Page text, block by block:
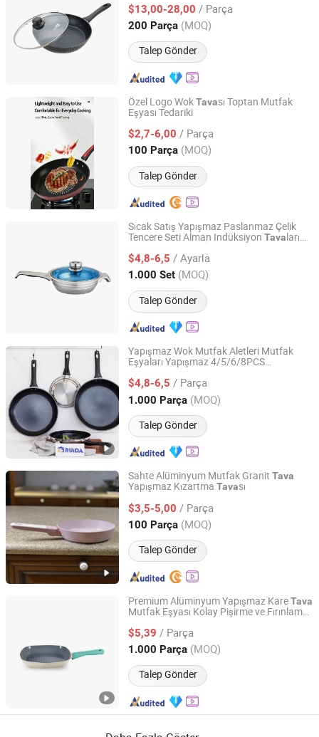
$13,00-28,00 / Parça
200 Parça (MOQ)
Talep Gönder
Jiangsu, China Fiyat 2024
Özel Logo WokTavası Toptan Mutfak
Eşyası Tedariki
$2,7-6,00 / Parça
100 Parça (MOQ)
Talep Gönder
Ningbo Midui Hardware Co., Ltd.
Zhejiang, China Fiyat 2026
Sıcak Satış Yapışmaz Paslanmaz Çelik
Tencere Seti Alman Indüksiyon Tavaları
$4,8-6,5 / Ayarla
1.000 Set (MOQ)
Talep Gönder
Jiangmen Changshi Industry Co., Ltd.
Guangdong, China Fiyat 2025
Yapışmaz Wok Mutfak Aletleri Mutfak
Eşyaları Yapışmaz 4/5/6/8PCS
$4,8-6,5 / Parça
1.000 Parça (MOQ)
Talep Gönder
Jiangmen Ruida Houseware Co., Ltd.
Guangdong, China Fiyat 2019
Sahte Alüminyum Mutfak Granit Tava
Yapışmaz Kızartma Tavası
$3,5-5,00 / Parça
100 Parça (MOQ)
Talep Gönder
Lingxu Technology Co., Ltd.
Chongqing, China Fiyat 2025
Premium Alüminyum Yapışmaz KareTava
Mutfak Eşyası Kolay Pişirme ve Fırınlama
$5,39 / Parça
1.000 Parça (MOQ)
Talep Gönder
Yongkang Manxinge Industry and Trade Co., Ltd.
Zhejiang, China Fiyat 2026